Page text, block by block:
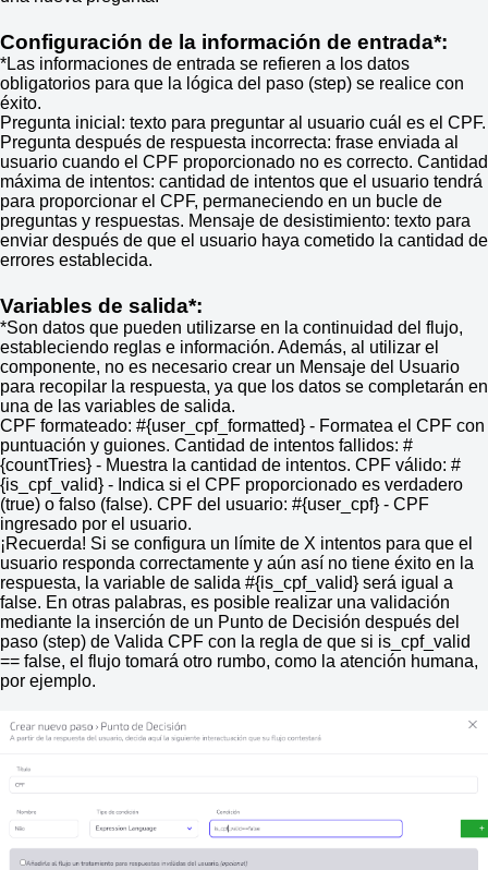
Configuración de la información de entrada*:
*Las informaciones de entrada se refieren a los datos
obligatorios para que la lógica del paso (step) se realice con
éxito.
Pregunta inicial: texto para preguntar al usuario cuál es el CPF.
Pregunta después de respuesta incorrecta: frase enviada al
usuario cuando el CPF proporcionado no es correcto. Cantidad
máxima de intentos: cantidad de intentos que el usuario tendrá
para proporcionar el CPF, permaneciendo en un bucle de
preguntas y respuestas. Mensaje de desistimiento: texto para
enviar después de que el usuario haya cometido la cantidad de
errores establecida.
Variables de salida*:
*Son datos que pueden utilizarse en la continuidad del flujo,
estableciendo reglas e información. Además, al utilizar el
componente, no es necesario crear un Mensaje del Usuario
para recopilar la respuesta, ya que los datos se completarán en
una de las variables de salida.
CPF formateado: #{user_cpf_formatted} - Formatea el CPF con
puntuación y guiones. Cantidad de intentos fallidos: #
{countTries} - Muestra la cantidad de intentos. CPF válido: #
{is_cpf_valid} - Indica si el CPF proporcionado es verdadero
(true) o falso (false). CPF del usuario: #{user_cpf} - CPF
ingresado por el usuario.
¡Recuerda! Si se configura un límite de X intentos para que el
usuario responda correctamente y aún así no tiene éxito en la
respuesta, la variable de salida #{is_cpf_valid} será igual a
false. En otras palabras, es posible realizar una validación
mediante la inserción de un Punto de Decisión después del
paso (step) de Valida CPF con la regla de que si is_cpf_valid
== false, el flujo tomará otro rumbo, como la atención humana,
por ejemplo.